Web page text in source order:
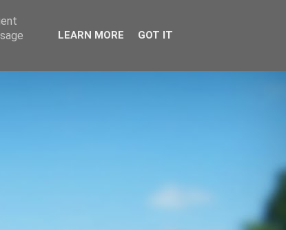
LEARN MORE GOT IT